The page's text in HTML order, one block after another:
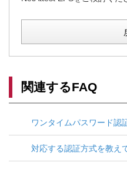
関連するFAQ
ワンタイムパスワード認
対応する認証方式を教え